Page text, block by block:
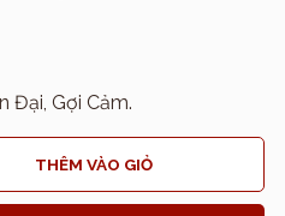
Đại, Gợi Cảm.
THÊM VÀO GIỎ